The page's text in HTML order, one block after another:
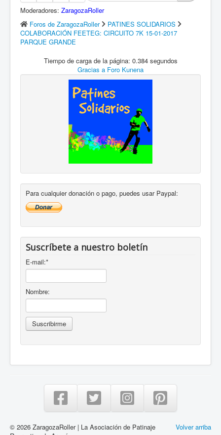
Moderadores: ZaragozaRoller
Foros de ZaragozaRoller
PATINES SOLIDARIOS
COLABORACIÓN FEETEG: CIRCUITO 7K 15-01-2017
PARQUE GRANDE
Tiempo de carga de la página: 0.384 segundos
Gracias a Foro Kunena
Para cualquier donación o pago, puedes usar Paypal:
Suscríbete a nuestro boletín
E-mail:*
Nombre:
Volver arriba
© 2026 ZaragozaRoller | La Asociación de Patinaje